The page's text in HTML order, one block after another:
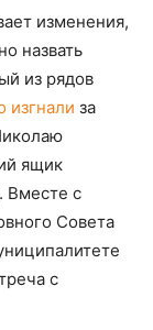
изменения,
назвать
из рядов
изгнали за
ящик
Вместе с
Совета
с